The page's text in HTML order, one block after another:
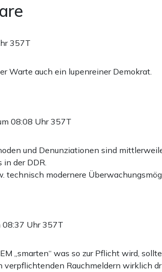
357T
Warte auch ein lupenreiner Demokrat.
08:08 Uhr357T
und Denunziationen sind
in der DDR.
technisch modernere
08:37 Uhr357T
„smarten“ was so zur Pflicht wird,
verpflichtenden Rauchmeldern wirklich